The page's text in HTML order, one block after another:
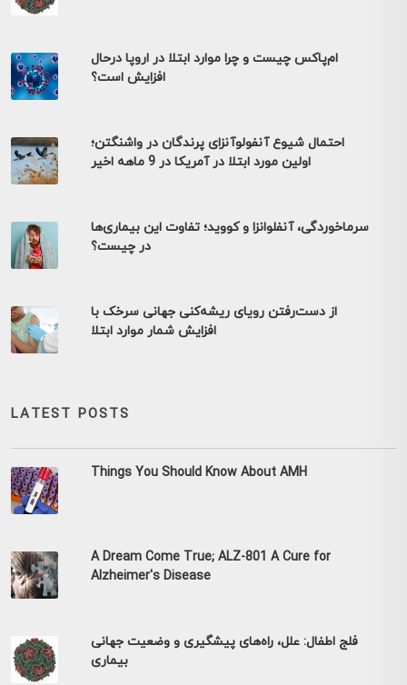
ام‌پاکس چیست و چرا موارد ابتلا در اروپا درحال
افزایش است؟
احتمال شیوع آنفولوآنزای پرندگان در واشنگتن؛
اولین مورد ابتلا در آمریکا در 9 ماهه اخیر
سرماخوردگی، آنفلوانزا و کووید؛ تفاوت این بیماری‌ها
در چیست؟
از دست‌رفتن رویای ریشه‌کنی جهانی سرخک با
افزایش شمار موارد ابتلا
LATEST POSTS
Things You Should Know About AMH
A Dream Come True; ALZ-801 A Cure for
Alzheimer's Disease
فلج اطفال: علل، راه‌های پیشگیری و وضعیت جهانی
بیماری